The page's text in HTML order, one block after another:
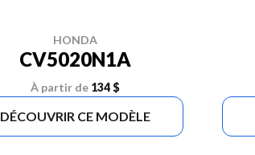
HONDA
CV5020N1A
À partir de 134 $
DÉCOUVRIR CE MODÈLE